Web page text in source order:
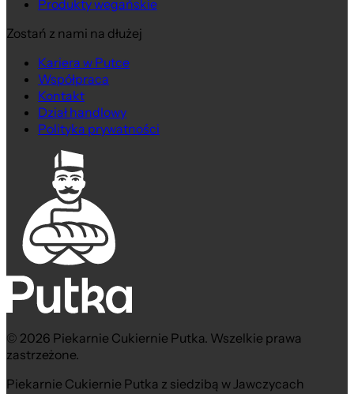
Produkty wegańskie
Zostań z nami na dłużej
Kariera w Putce
Współpraca
Kontakt
Dział handlowy
Polityka prywatności
© 2026 Piekarnie Cukiernie Putka. Wszelkie prawa
zastrzeżone.
Piekarnie Cukiernie Putka z siedzibą w Jawczycach